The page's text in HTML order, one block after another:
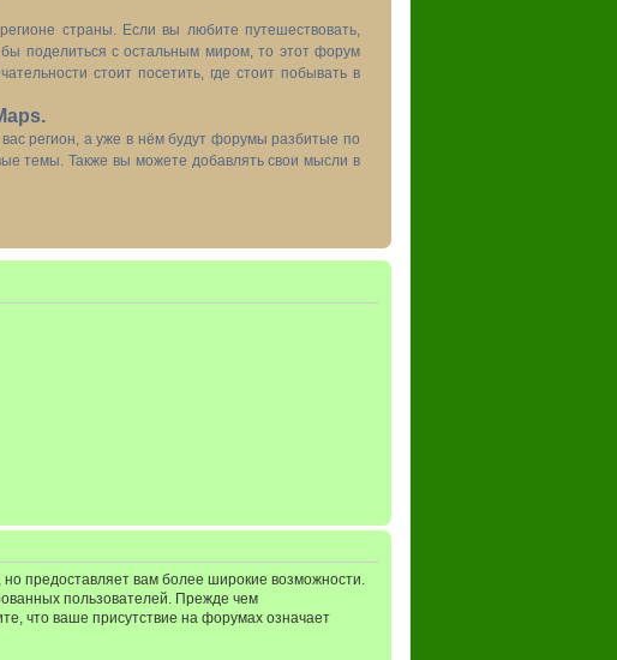
страны. Если вы любите путешествовать,
поделиться с остальным миром, то этот форум
стоит посетить, где стоит побывать в
регион, а уже в нём будут форумы разбитые по
темы. Также вы можете добавлять свои мысли в
предоставляет вам более широкие возможности.
пользователей. Прежде чем
что ваше присутствие на форумах означает